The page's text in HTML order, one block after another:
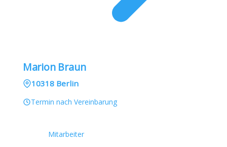
Marion Braun
10318 Berlin
Termin nach Vereinbarung
Mitarbeiter